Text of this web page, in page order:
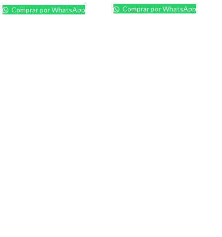
Comprar por WhatsApp Comprar por WhatsApp